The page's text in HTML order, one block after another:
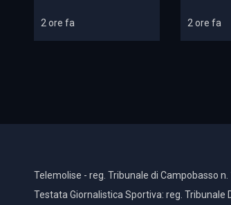
2 ore fa 2 ore fa
Telemolise - reg. Tribunale di Campobasso
Testata Giornalistica Sportiva: reg.